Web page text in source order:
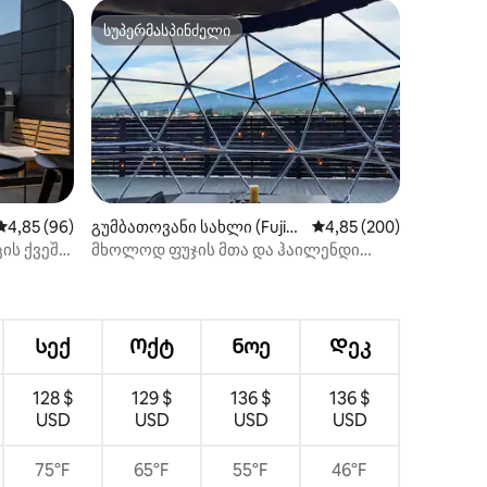
შეფასებაა 5‑დან 4,85, 96 მიმოხილვა
4,85 (96)
ქვეშ
სუპერმასპინძელი
სუპერმასპინძელი
გუმბათოვანი სახლი (Fujika
waguchiko)
საშუალო შეფასებაა
4,85 (200)
მხოლოდ ფუჯის მთა და ჰაილენდი
Სექ Ოქტ Ნოე Დეკ
128 $
USD
129 $
USD
136 $
USD
136 $
USD
75°F 65°F 55°F 46°F